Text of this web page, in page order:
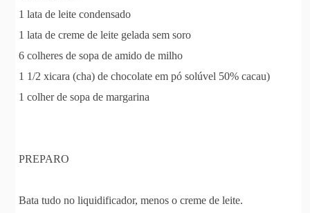
1 lata de leite condensado
1 lata de creme de leite gelada sem soro
6 colheres de sopa de amido de milho
1 1/2 xicara (cha) de chocolate em pó solúvel 50% cacau)
1 colher de sopa de margarina
PREPARO
Bata tudo no liquidificador, menos o creme de leite.